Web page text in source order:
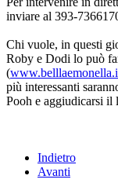
inviare al 393-
Chi vuole, in questi
Roby e Dodi lo può
(
più interessanti
Pooh e aggiudicarsi
Indietro
Avanti